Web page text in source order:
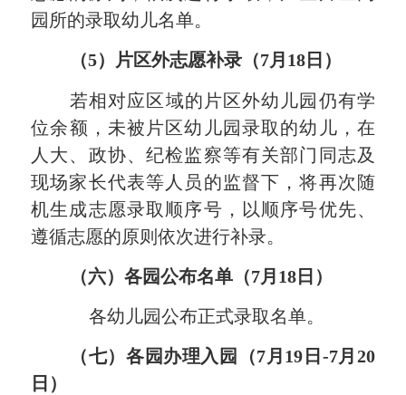
园所的录取幼儿名单。
（5）片区外志愿补录（7月 18 日）
若相对应区域的 片区外幼儿园仍有学
位余额，未被片区幼儿园录取的幼儿，在
人大、政协、纪检监察等有关部门同志及
现场家长代表等人员的监督下，将再次随
机生成志愿录取顺序号，以顺序号优先、
遵循志愿的原则依次进行补录。
（六）各园公布名单 （7月 18 日）
各幼儿园公布正式录取名单。
（七） 各园办理入园 （7月 19 日 -7月 20
日）